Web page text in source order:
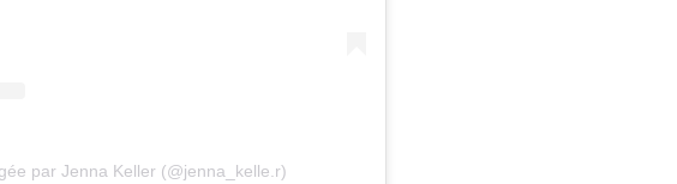
par Jenna Keller (@jenna_kelle.r)